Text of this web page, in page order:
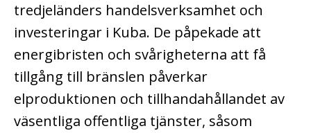
tredjeländers handelsverksamhet och
investeringar i Kuba. De påpekade att
energibristen och svårigheterna att få
tillgång till bränslen påverkar
elproduktionen och tillhandahållandet av
väsentliga offentliga tjänster, såsom